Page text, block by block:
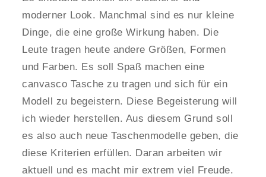
moderner Look. Manchmal sind es nur kleine
Dinge, die eine große Wirkung haben. Die
Leute tragen heute andere Größen, Formen
und Farben. Es soll Spaß machen eine
canvasco Tasche zu tragen und sich für ein
Modell zu begeistern. Diese Begeisterung will
ich wieder herstellen. Aus diesem Grund soll
es also auch neue Taschenmodelle geben, die
diese Kriterien erfüllen. Daran arbeiten wir
aktuell und es macht mir extrem viel Freude.